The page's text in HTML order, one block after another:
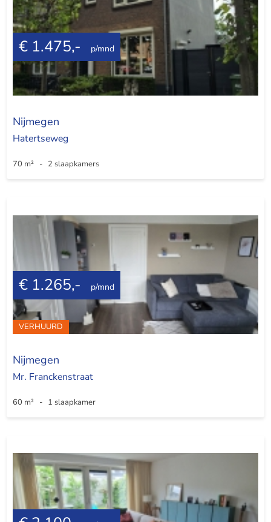
€ 1.475,- p/mnd
Nijmegen
Hatertseweg
70 m² - 2 slaapkamers
€ 1.265,- p/mnd
VERHUURD
Nijmegen
Mr. Franckenstraat
60 m² - 1 slaapkamer